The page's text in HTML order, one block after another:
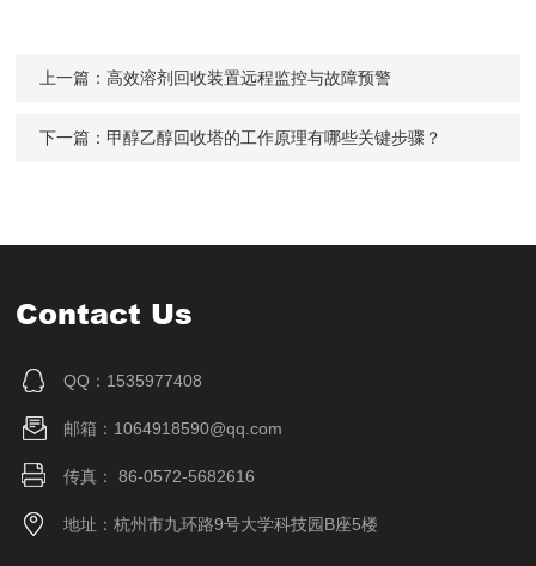
上一篇：高效溶剂回收装置远程监控与故障预警
下一篇： 甲醇乙醇回收塔的工作原理有哪些关键步骤？
Contact Us
QQ：1535977408
邮箱：1064918590@qq.com
传真： 86-0572-5682616
地址：杭州市九环路9号大学科技园B座5楼